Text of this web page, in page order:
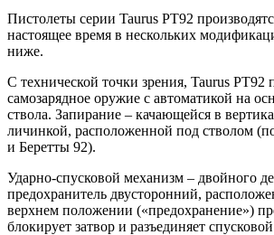
Пистолеты серии Taurus PT92
настоящее время в нескольких
ниже.
С технической точки зрения, Taurus PT92
самозарядное оружие с автоматикой на
ствола. Запирание – качающейся в
личинкой, расположенной под стволом
и Беретты 92).
Ударно-спусковой механизм – двойного
предохранитель двусторонний,
верхнем положении («предохранение»)
блокирует затвор и разъединяет